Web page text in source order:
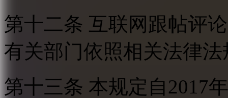
第十二条 互联网跟帖评
有关部门依照相关法律
第十三条 本规定自2017